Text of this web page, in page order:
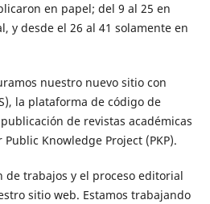
en papel; del 9 al 25 en
y desde el 26 al 41 solamente en
nuestro nuevo sitio con
la plataforma de código de
de revistas académicas
Knowledge Project (PKP).
de trabajos y el proceso editorial
sitio web. Estamos trabajando